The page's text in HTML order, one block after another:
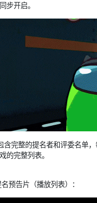
步开启。
含完整的提名者和评委名单
的完整列表。
预告片（播放列表）：